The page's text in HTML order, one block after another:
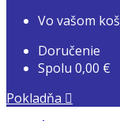
Vo vašom
Doručenie
Spolu 0,00 €
Pokladňa 